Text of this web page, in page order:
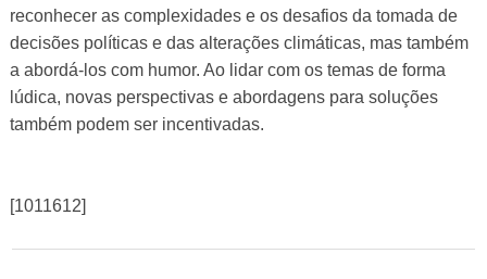
reconhecer as complexidades e os desafios da tomada de
decisões políticas e das alterações climáticas, mas também
a abordá-los com humor. Ao lidar com os temas de forma
lúdica, novas perspectivas e abordagens para soluções
também podem ser incentivadas.
[1011612]